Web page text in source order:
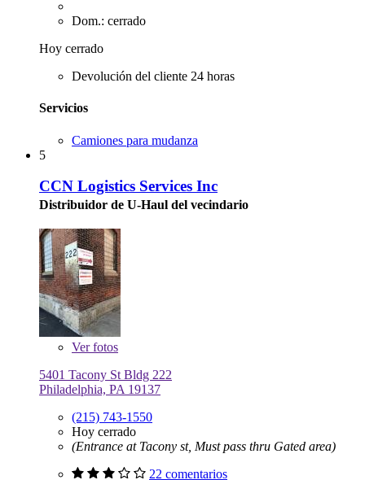
Dom.: cerrado
Hoy cerrado
Devolución del cliente 24 horas
Servicios
Camiones para mudanza
5
CCN Logistics Services Inc
Distribuidor de U-Haul del vecindario
Verfotos
5401 Tacony St Bldg 222
Philadelphia, PA 19137
(215) 743-1550
Hoy cerrado
(Entrance at Tacony st, Must pass thru Gated area)
22 comentarios